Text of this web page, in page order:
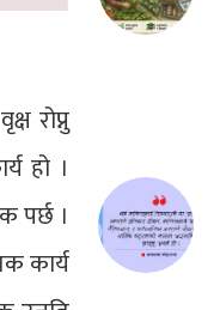
रोप्नु
हो ।
पर्छ ।
कार्य